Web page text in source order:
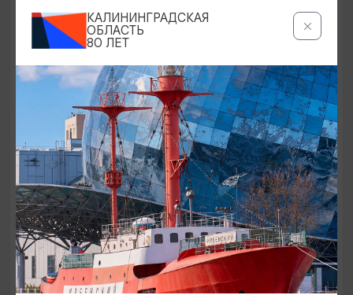
САМОЕ ИНТЕРЕСНОЕ
Промзоны, мосты, бастионы
01.08.2026 - 31.08.2026, СР и ПТ в 11:00
Калининград, Калининградский областной музей
изобразительных искусств
ОТ 250₽
КАЛИНИНГРАДСКАЯ
ОБЛАСТЬ
80 ЛЕТ